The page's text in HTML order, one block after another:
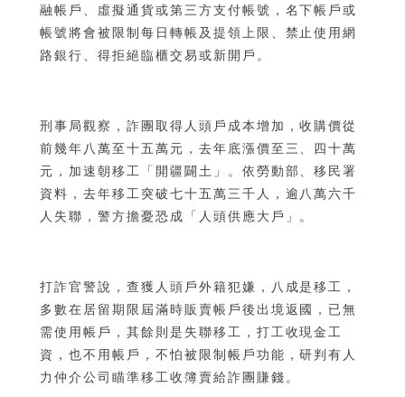
融帳戶、虛擬通貨或第三方支付帳號，名下帳戶或
帳號將會被限制每日轉帳及提領上限、禁止使用網
路銀行、得拒絕臨櫃交易或新開戶。
刑事局觀察，詐團取得人頭戶成本增加，收購價從
前幾年八萬至十五萬元，去年底漲價至三、四十萬
元，加速朝移工「開疆闢土」。依勞動部、移民署
資料，去年移工突破七十五萬三千人，逾八萬六千
人失聯，警方擔憂恐成「人頭供應大戶」。
打詐官警說，查獲人頭戶外籍犯嫌，八成是移工，
多數在居留期限屆滿時販賣帳戶後出境返國，已無
需使用帳戶，其餘則是失聯移工，打工收現金工
資，也不用帳戶，不怕被限制帳戶功能，研判有人
力仲介公司瞄準移工收簿賣給詐團賺錢。